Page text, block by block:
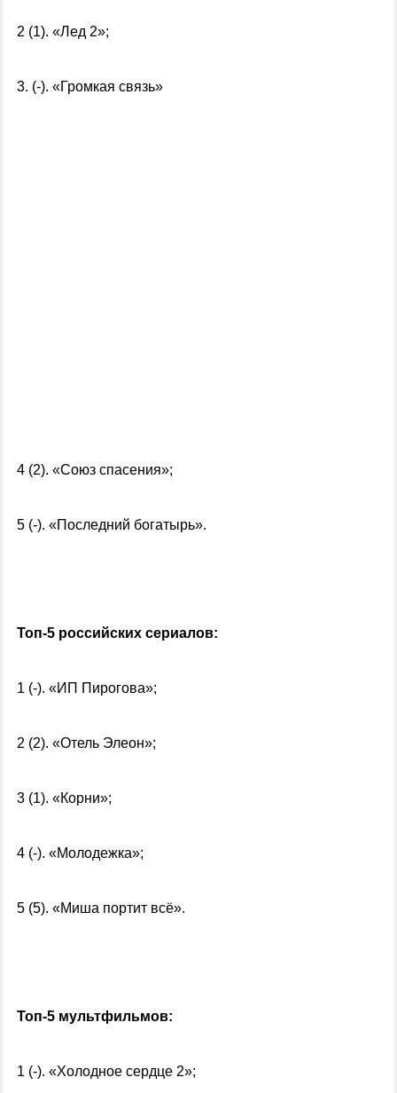
2 (1). «Лед 2»;
3. (-). «Громкая связь»
4 (2). «Союз спасения»;
5 (-). «Последний богатырь».
Топ-5 российских сериалов:
1 (-). «ИП Пирогова»;
2 (2). «Отель Элеон»;
3 (1). «Корни»;
4 (-). «Молодежка»;
5 (5). «Миша портит всё».
Топ-5 мультфильмов:
1 (-). «Холодное сердце 2»;